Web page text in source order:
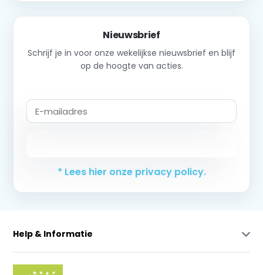
Nieuwsbrief
Schrijf je in voor onze wekelijkse nieuwsbrief en blijf
op de hoogte van acties.
* Lees hier onze privacy policy.
Help & Informatie